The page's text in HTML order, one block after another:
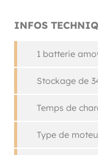
INFOS
1 batterie
Stockage de
Temps de
Type de